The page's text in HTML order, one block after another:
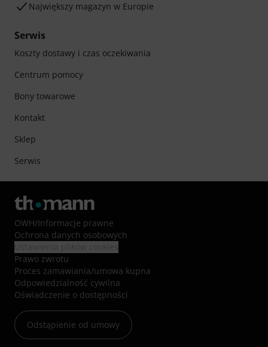
Największy magazyn w Europie
Serwis
Koszty dostawy i czas oczekiwania
Centrum pomocy
Bony towarowe
Kontakt
Sklep
Serwis
OWH/Informacje prawne
Ochrona danych osobowych
Prawo zwrotu
Proces zamawiania/umowa kupna
Odpowiedzialność cywilna
Oświadczenie o dostępności
Odstąpienie od umowy